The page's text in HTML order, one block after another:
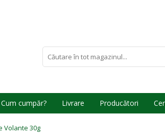
Cum cumpăr? Livrare Producători
Volante 30g